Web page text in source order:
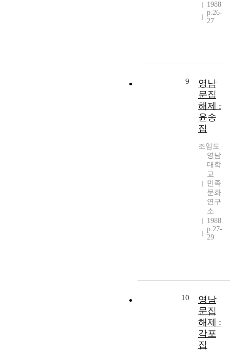
1988
p.26-
27
9
영남
문집
해제 :
윤송
집
조임도
영남
대학
교
민족
문화
연구
소
1988
p.27-
29
10
영남
문집
해제 :
각포
집